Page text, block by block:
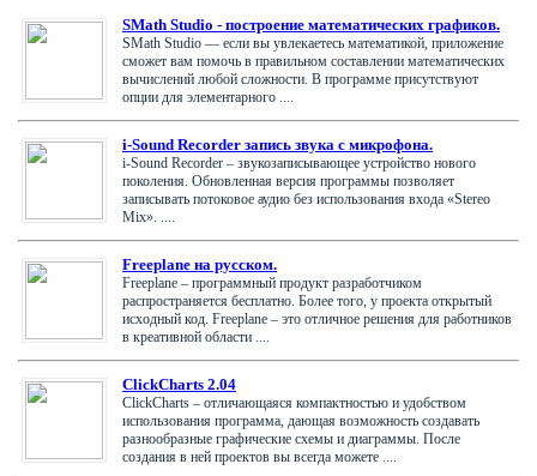
SMath Studio - построение математических графиков.
SMath Studio — если вы увлекаетесь математикой, приложение
сможет вам помочь в правильном составлении математических
вычислений любой сложности. В программе присутствуют
опции для элементарного ....
i-Sound Recorder запись звука с микрофона.
i-Sound Recorder – звукозаписывающее устройство нового
поколения. Обновленная версия программы позволяет
записывать потоковое аудио без использования входа «Stereo
Mix». ....
Freeplane на русском.
Freeplane – программный продукт разработчиком
распространяется бесплатно. Более того, у проекта открытый
исходный код. Freeplane – это отличное решения для работников
в креативной области ....
ClickCharts 2.04
ClickCharts – отличающаяся компактностью и удобством
использования программа, дающая возможность создавать
разнообразные графические схемы и диаграммы. После
создания в ней проектов вы всегда можете ....